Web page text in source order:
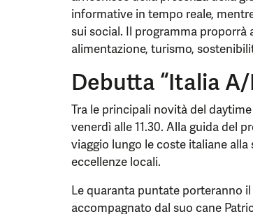
informative in tempo reale,
sui social. Il programma
alimentazione, turismo,
Debutta “Italia
Tra le principali novità del daytime
venerdì alle 11.30. Alla guida del
viaggio lungo le coste italiane
eccellenze locali.
Le quaranta puntate porteranno
accompagnato dal suo cane